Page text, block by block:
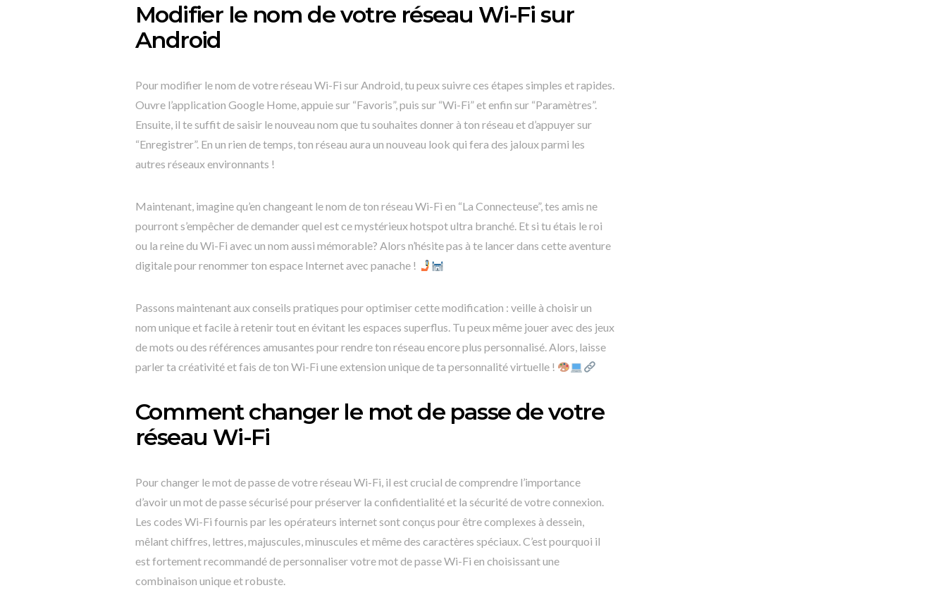
Modifier le nom de votre réseau Wi-Fi sur
Android
Pour modifier le nom de votre réseau Wi-Fi sur Android, tu peux suivre ces étapes simples et rapides.
Ouvre l’application Google Home, appuie sur “Favoris”, puis sur “Wi-Fi” et enfin sur “Paramètres”.
Ensuite, il te suffit de saisir le nouveau nom que tu souhaites donner à ton réseau et d’appuyer sur
“Enregistrer”. En un rien de temps, ton réseau aura un nouveau look qui fera des jaloux parmi les
autres réseaux environnants !
Maintenant, imagine qu’en changeant le nom de ton réseau Wi-Fi en “La Connecteuse”, tes amis ne
pourront s’empêcher de demander quel est ce mystérieux hotspot ultra branché. Et si tu étais le roi
ou la reine du Wi-Fi avec un nom aussi mémorable? Alors n’hésite pas à te lancer dans cette aventure
digitale pour renommer ton espace Internet avec panache !
Passons maintenant aux conseils pratiques pour optimiser cette modification : veille à choisir un
nom unique et facile à retenir tout en évitant les espaces superflus. Tu peux même jouer avec des jeux
de mots ou des références amusantes pour rendre ton réseau encore plus personnalisé. Alors, laisse
parler ta créativité et fais de ton Wi-Fi une extension unique de ta personnalité virtuelle !
Comment changer le mot de passe de votre
réseau Wi-Fi
Pour changer le mot de passe de votre réseau Wi-Fi, il est crucial de comprendre l’importance
d’avoir un mot de passe sécurisé pour préserver la confidentialité et la sécurité de votre connexion.
Les codes Wi-Fi fournis par les opérateurs internet sont conçus pour être complexes à dessein,
mêlant chiffres, lettres, majuscules, minuscules et même des caractères spéciaux. C’est pourquoi il
est fortement recommandé de personnaliser votre mot de passe Wi-Fi en choisissant une
combinaison unique et robuste.